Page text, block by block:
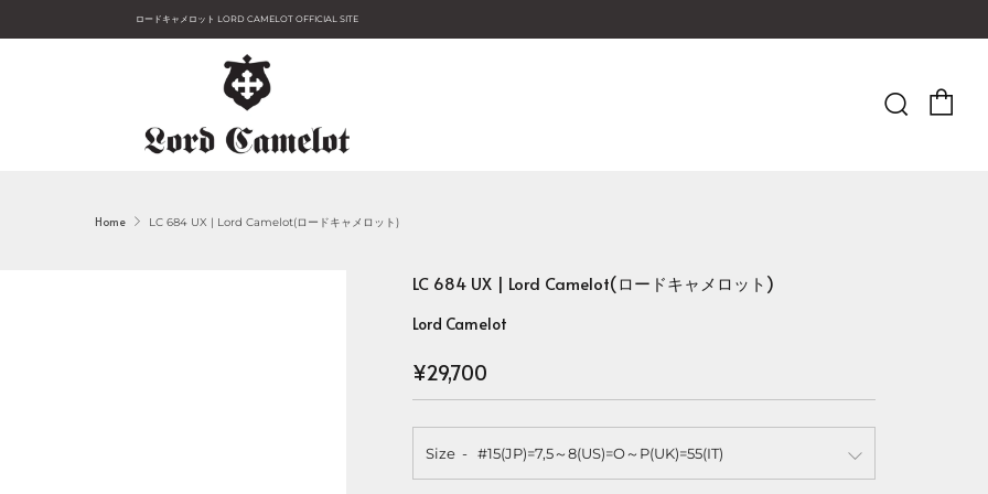
ロードキャメロット LORD CAMELOT OFFICIAL SITE
Search
Home LC 684 UX | Lord Camelot(ロードキャメロット)
LC 684 UX | Lord Camelot(ロードキャメロット)
Lord Camelot
Regular
price
¥29,700
Size